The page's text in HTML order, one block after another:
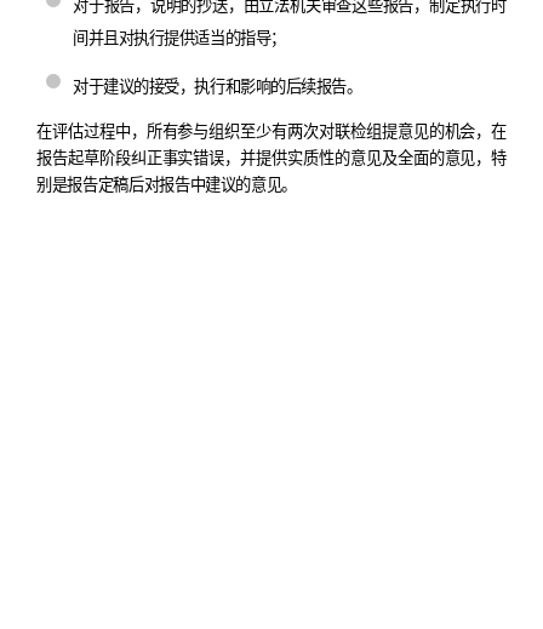
对于报告，说明的抄送，由立法机关审查这些报告，制定执行时
间并且对执行提供适当的指导；
对于建议的接受，执行和影响的后续报告。
在评估过程中，所有参与组织至少有两次对联检组提意见的机会，在
报告起草阶段纠正事实错误，并提供实质性的意见及全面的意见，特
别是报告定稿后对报告中建议的意见。